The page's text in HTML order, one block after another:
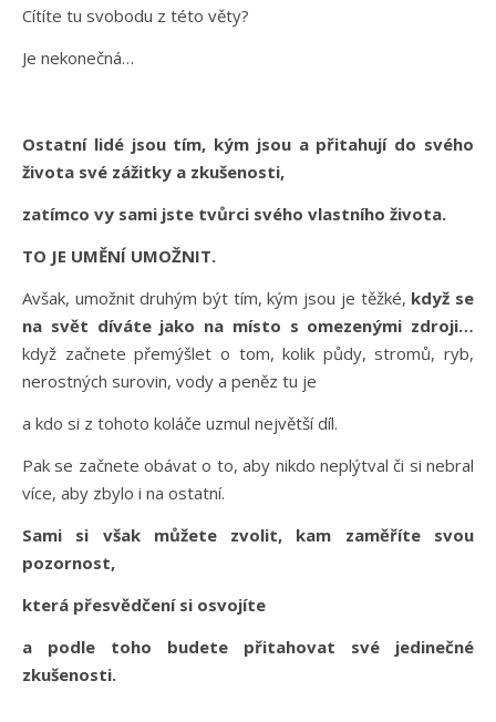
Cítíte tu svobodu z této věty?
Je nekonečná…
Ostatní lidé jsou tím, kým jsou a přitahují do svého
života své zážitky a zkušenosti,
zatímco vy sami jste tvůrci svého vlastního života.
TO JE UMĚNÍ UMOŽNIT.
Avšak, umožnit druhým být tím, kým jsou je těžké, když se
na svět díváte jako na místo s omezenými zdroji…
když začnete přemýšlet o tom, kolik půdy, stromů, ryb,
nerostných surovin, vody a peněz tu je
a kdo si z tohoto koláče uzmul největší díl.
Pak se začnete obávat o to, aby nikdo neplýtval či si nebral
více, aby zbylo i na ostatní.
Sami si však můžete zvolit, kam zaměříte svou
pozornost,
která přesvědčení si osvojíte
a podle toho budete přitahovat své jedinečné
zkušenosti.